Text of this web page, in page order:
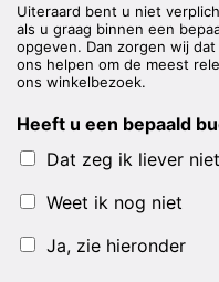
Uiteraard bent u niet
als u graag binnen een
opgeven. Dan zorgen wij
ons helpen om de meest
ons winkelbezoek.
Heeft u een bepaald
Dat zeg ik liever niet
Weet ik nog niet
Ja, zie hieronder